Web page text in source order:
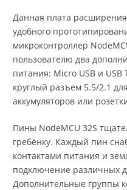
Данная плата
удобного
микроконтроллер
пользователю два
питания: Micro USB и
круглый разъем 5.5/2.1
аккумуляторов или
Пины NodeMCU 32S
гребёнку. Каждый пин
контактами питания и
подключение различных
Дополнительные группы